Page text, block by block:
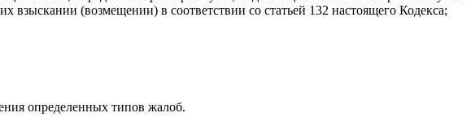
(возмещении) в соответствии со статьей 132 настоящего Кодекса;
определенных типов жалоб.